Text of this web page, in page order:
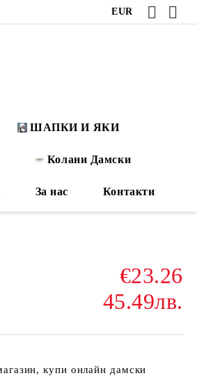
EUR
ШАПКИ И ЯКИ
Колани Дамски
За нас Контакти
€23.26
45.49лв.
купи онлайн дамски